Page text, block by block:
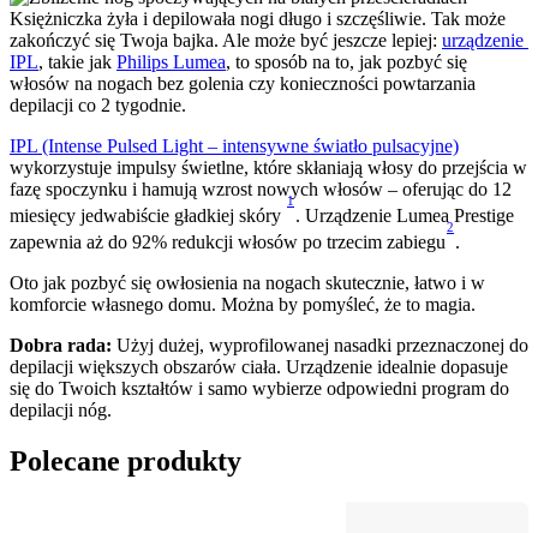
Księżniczka żyła i depilowała nogi długo i szczęśliwie. Tak może
zakończyć się Twoja bajka. Ale może być jeszcze lepiej: urządzenie
IPL, takie jak Philips Lumea, to sposób na to, jak pozbyć się
włosów na nogach bez golenia czy konieczności powtarzania
depilacji co 2 tygodnie.
IPL (Intense Pulsed Light – intensywne światło pulsacyjne)
wykorzystuje impulsy świetlne, które skłaniają włosy do przejścia w
fazę spoczynku i hamują wzrost nowych włosów – oferując do 12
miesięcy jedwabiście gładkiej skóry
1
. Urządzenie Lumea Prestige
zapewnia aż do 92% redukcji włosów po trzecim zabiegu
2
.
Oto jak pozbyć się owłosienia na nogach skutecznie, łatwo i w
komforcie własnego domu. Można by pomyśleć, że to magia.
Dobra rada: Użyj dużej, wyprofilowanej nasadki przeznaczonej do
depilacji większych obszarów ciała. Urządzenie idealnie dopasuje
się do Twoich kształtów i samo wybierze odpowiedni program do
depilacji nóg.
Polecane produkty